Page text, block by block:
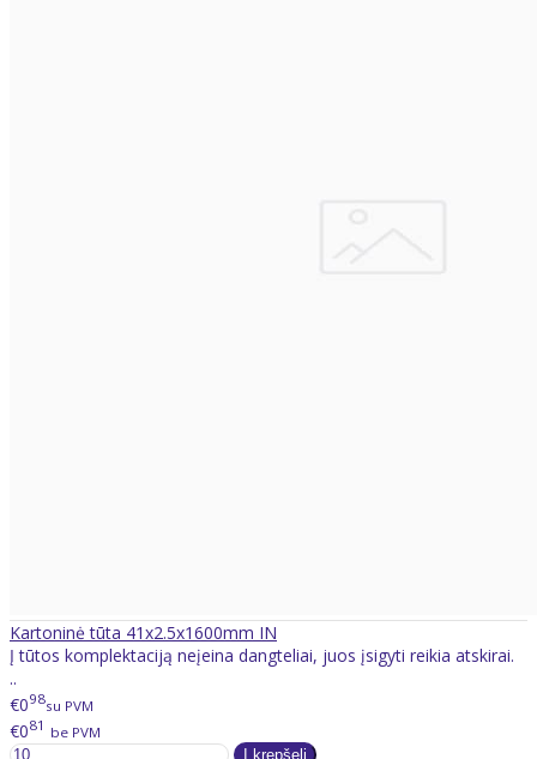
Kartoninė tūta 41x2.5x1600mm IN
Į tūtos komplektaciją neįeina dangteliai, juos įsigyti reikia atskirai.
..
€098su PVM
€081 be PVM